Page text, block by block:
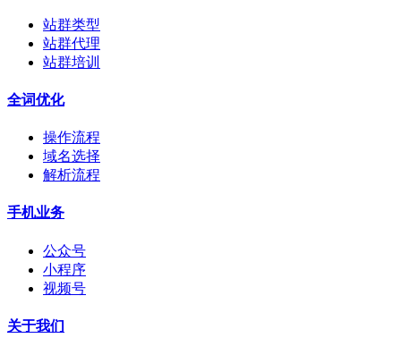
站群类型
站群代理
站群培训
全词优化
操作流程
域名选择
解析流程
手机业务
公众号
小程序
视频号
关于我们